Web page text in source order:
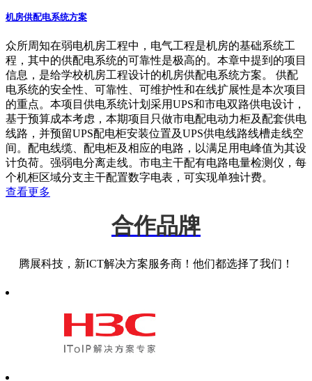
机房供配电系统方案
众所周知在弱电机房工程中，电气工程是机房的基础系统工
程，其中的供配电系统的可靠性是极高的。本章中提到的项目
信息，是给学校机房工程设计的机房供配电系统方案。 供配
电系统的安全性、可靠性、可维护性和在线扩展性是本次项目
的重点。本项目供电系统计划采用UPS和市电双路供电设计，
基于预算成本考虑，本期项目只做市电配电动力柜及配套供电
线路，并预留UPS配电柜安装位置及UPS供电线路线槽走线空
间。配电线缆、配电柜及相应的电路，以满足用电峰值为其设
计负荷。强弱电分离走线。市电主干配有电路电量检测仪，每
个机柜区域分支主干配置数字电表，可实现单独计费。
查看更多
合作品牌
腾展科技，新ICT解决方案服务商！他们都选择了我们！